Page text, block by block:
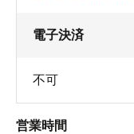
電子決済
不可
営業時間